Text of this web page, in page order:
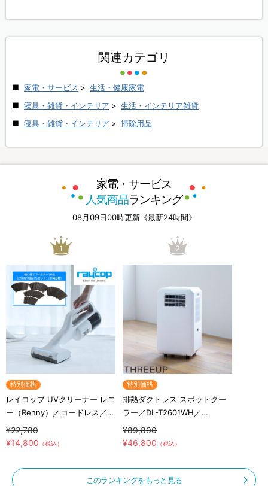
関連カテゴリ
家電・サービス > 生活・健康家電
寝具・雑貨・インテリア > 生活・インテリア雑貨
寝具・雑貨・インテリア > 掃除用品
家電・サービス
人気商品ランキング
08月09日00時更新《最新24時間》
1
特別価格
レイコップ UVクリーナー レニ
ー（Renny）／コードレス／軽
量／布団クリーナー
¥22,780
¥14,800 （税込）
2
特別価格
排熱ダクトレス スポットクー
ラー／DL-T2601WH／
THREEUP(スリーアップ)／取
付工事不要／除湿
¥89,800
¥46,800 （税込）
このランキングをもっと見る